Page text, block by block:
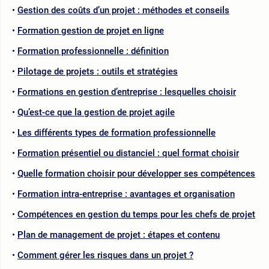
Gestion des coûts d’un projet : méthodes et conseils
Formation gestion de projet en ligne
Formation professionnelle : définition
Pilotage de projets : outils et stratégies
Formations en gestion d’entreprise : lesquelles choisir
Qu’est-ce que la gestion de projet agile
Les différents types de formation professionnelle
Formation présentiel ou distanciel : quel format choisir
Quelle formation choisir pour développer ses compétences
Formation intra-entreprise : avantages et organisation
Compétences en gestion du temps pour les chefs de projet
Plan de management de projet : étapes et contenu
Comment gérer les risques dans un projet ?